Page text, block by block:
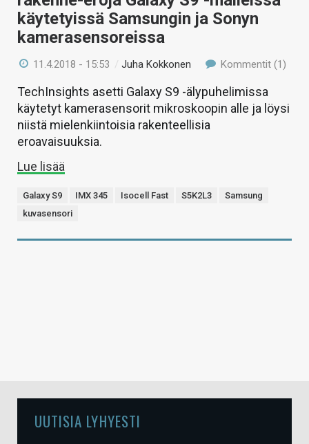
käytetyissä Samsungin ja Sonyn
kamerasensoreissa
11.4.2018 - 15:53 /Juha Kokkonen Kommentit (1)
TechInsights asetti Galaxy S9 -älypuhelimissa
käytetyt kamerasensorit mikroskoopin alle ja löysi
niistä mielenkiintoisia rakenteellisia
eroavaisuuksia.
Lue lisää
Galaxy S9 IMX 345 Isocell Fast S5K2L3
Samsung
kuvasensori
UUTISIA LYHYESTI